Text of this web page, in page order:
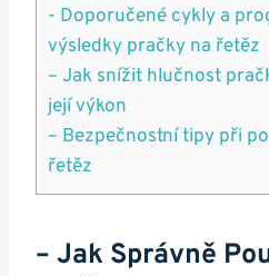
-⁢ Doporučené cykly a
‍výsledky pračky na řetěz
– Jak snížit hlučnost
‍její výkon
– Bezpečnostní tipy při
řetěz
– Jak Správně